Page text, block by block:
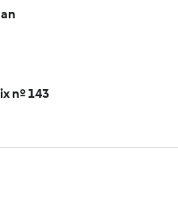
nº 143